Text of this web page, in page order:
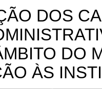
DOS
DO
ÀS